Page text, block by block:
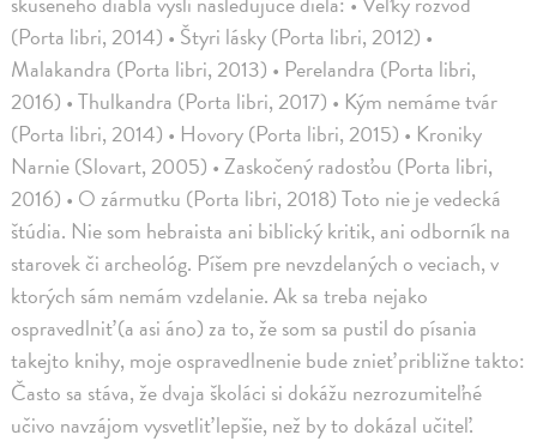
(Porta libri, 2014) • Štyri lásky (Porta libri, 2012) •
Malakandra (Porta libri, 2013) • Perelandra (Porta libri,
2016) • Thulkandra (Porta libri, 2017) • Kým nemáme tvár
(Porta libri, 2014) • Hovory (Porta libri, 2015) • Kroniky
Narnie (Slovart, 2005) • Zaskočený radosťou (Porta libri,
2016) • O zármutku (Porta libri, 2018) Toto nie je vedecká
štúdia. Nie som hebraista ani biblický kritik, ani odborník na
starovek či archeológ. Píšem pre nevzdelaných o veciach, v
ktorých sám nemám vzdelanie. Ak sa treba nejako
ospravedlniť (a asi áno) za to, že som sa pustil do písania
takejto knihy, moje ospravedlnenie bude znieť približne takto:
Často sa stáva, že dvaja školáci si dokážu nezrozumiteľné
učivo navzájom vysvetliť lepšie, než by to dokázal učiteľ.